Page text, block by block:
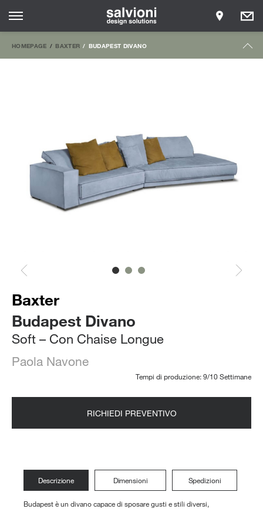
HOMEPAGE BAXTER BUDAPEST DIVANO
Baxter
Budapest Divano
Soft – Con Chaise Longue
Paola Navone
Tempi di produzione: 9/10 Settimane
RICHIEDI PREVENTIVO
Descrizione Dimensioni Spedizioni
Budapest è un divano capace di sposare gusti e stili diversi,